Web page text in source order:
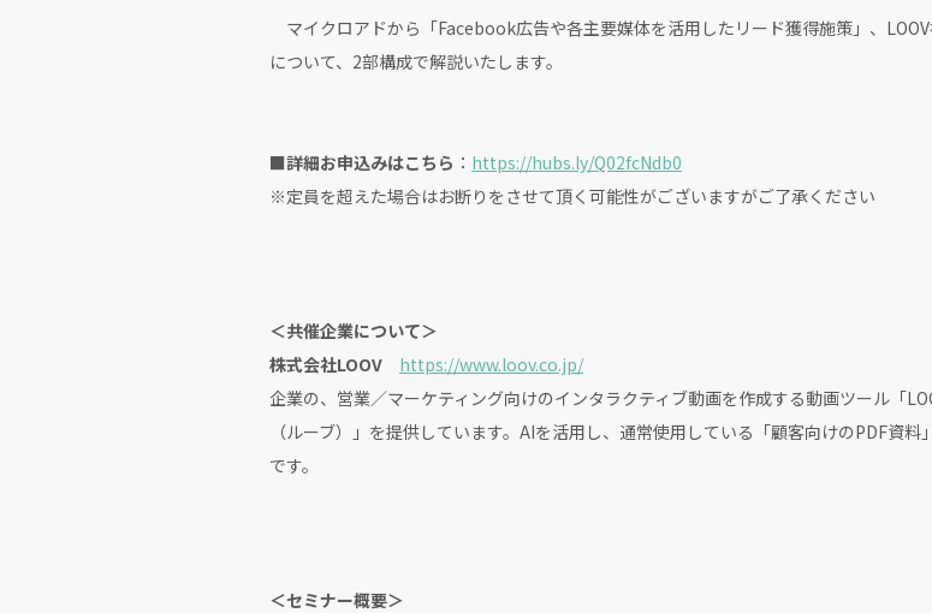
マイクロアドから「Facebook広告や各主要媒体を活用したリード獲得施策」、
について、2部構成で解説いたします。
■詳細お申込みはこちら ： https://hubs.ly/Q02fcNdb0
※定員を超えた場合はお断りをさせて頂く可能性がございますがご了承ください
＜共催企業について＞
株式会社LOOV
https://www.loov.co.jp/
企業の、営業／マーケティング向けのインタラクティブ動画を作成する動画ツール「
（ルーブ）」を提供しています。AIを活用し、通常使用している「顧客向けのPDF資
です。
＜セミナー概要＞